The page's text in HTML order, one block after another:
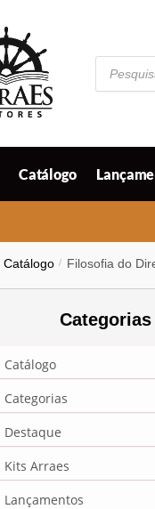
produtos
Catálogo
Catálogo / Filosofia do
Categorias
Catálogo
Categorias
Destaque
Kits Arraes
Lançamentos